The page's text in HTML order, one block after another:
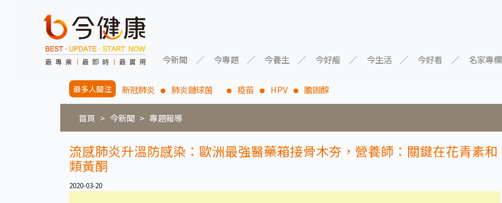
今新聞 今專題 今養生 今好瘦 今生活 今好看 名家專欄
最多人關注 新冠肺炎 肺炎鏈球菌 疫苗 HPV 膽固醇
首頁 今新聞 專題報導
流感肺炎升溫防感染：歐洲最強醫藥箱接骨木夯，營養師：關鍵在花青素和
類黃酮
2020-03-20